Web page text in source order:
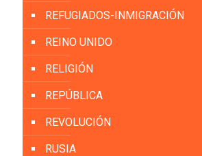
REFUGIADOS-INMIGRACIÓN
REINO UNIDO
RELIGIÓN
REPÚBLICA
REVOLUCIÓN
RUSIA